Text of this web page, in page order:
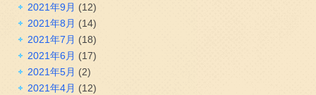
2021年9月 (12)
2021年8月 (14)
2021年7月 (18)
2021年6月 (17)
2021年5月 (2)
2021年4月 (12)